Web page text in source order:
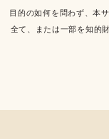
目的の如何を問わず、本
全て、または一部を知的